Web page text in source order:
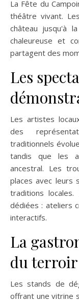
La Fête du
théâtre vivant.
château jusqu'à
chaleureuse et
partagent des
Les
Les artistes
des
traditionnels
tandis que les
ancestral. Les
places avec leurs
traditions
dédiées : ateliers
interactifs.
La
du terroir
Les stands de
offrant une vitrine